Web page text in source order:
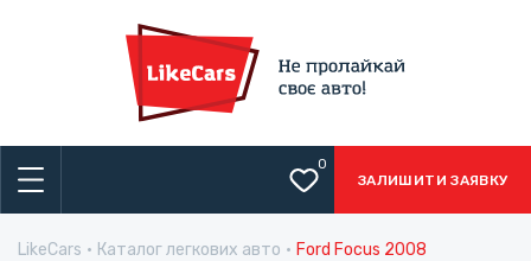
0
ЗАЛИШИТИ ЗАЯВКУ
LikeCars Каталог легкових авто Ford Focus 2008